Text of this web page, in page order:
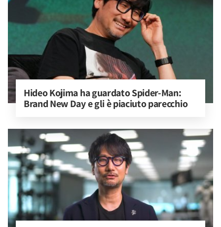
Hideo Kojima ha guardato Spider-Man:
Brand New Day e gli è piaciuto parecchio